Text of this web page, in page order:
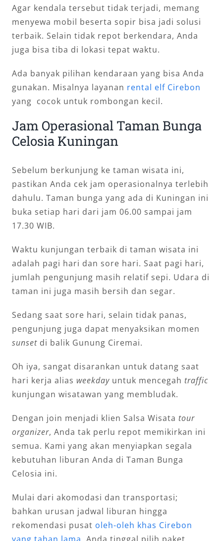
Agar kendala tersebut tidak terjadi, memang
menyewa mobil beserta sopir bisa jadi solusi
terbaik. Selain tidak repot berkendara, Anda
juga bisa tiba di lokasi tepat waktu.
Ada banyak pilihan kendaraan yang bisa Anda
gunakan. Misalnya layanan rental elf Cirebon
yang cocok untuk rombongan kecil.
Jam Operasional Taman Bunga
Celosia Kuningan
Sebelum berkunjung ke taman wisata ini,
pastikan Anda cek jam operasionalnya terlebih
dahulu. Taman bunga yang ada di Kuningan ini
buka setiap hari dari jam 06.00 sampai jam
17.30 WIB.
Waktu kunjungan terbaik di taman wisata ini
adalah pagi hari dan sore hari. Saat pagi hari,
jumlah pengunjung masih relatif sepi. Udara di
taman ini juga masih bersih dan segar.
Sedang saat sore hari, selain tidak panas,
pengunjung juga dapat menyaksikan momen
sunset di balik Gunung Ciremai.
Oh iya, sangat disarankan untuk datang saat
hari kerja alias weekday untuk mencegah traffic
kunjungan wisatawan yang membludak.
Dengan join menjadi klien Salsa Wisata tour
organizer, Anda tak perlu repot memikirkan ini
semua. Kami yang akan menyiapkan segala
kebutuhan liburan Anda di Taman Bunga
Celosia ini.
Mulai dari akomodasi dan transportasi;
bahkan urusan jadwal liburan hingga
rekomendasi pusat oleh-oleh khas Cirebon